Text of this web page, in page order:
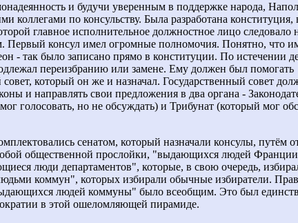
и будучи уверенным в поддержке народа,
коллегами по консульству. Была разработана конституция,
главное исполнительное должностное лицо следовало
Первый консул имел огромные полномочия. Понятно, что
- так было записано прямо в конституции. По истечении
переизбранию или замене. Ему должен был помогать
совет, который он же и назначал. Государственный совет
и направлять свои предложения в два органа -
голосовать, но не обсуждать) и Трибунат (который мог
сенатом, который назначали консулы, путём
общественной прослойки, "выдающихся людей
люди департаментов", которые, в свою очередь,
коммун", которых избирали обычные избиратели.
людей коммуны" было всеобщим. Это был
в этой ошеломляющей пирамиде.